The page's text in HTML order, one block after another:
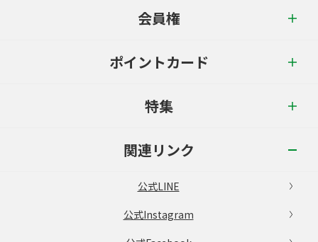
会員権
ポイントカード
特集
関連リンク
公式LINE
公式Instagram